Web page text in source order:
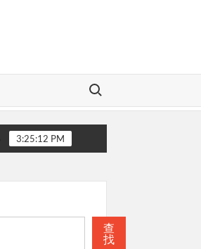
Search for:
聖經
3:25:13 PM
查
找